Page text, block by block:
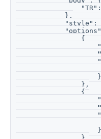
            },
"style":
                {
                    }
                },
                {
                    }